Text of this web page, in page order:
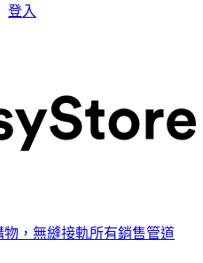
登入
，無縫接軌所有銷售管道